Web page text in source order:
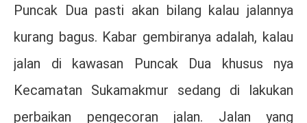
Puncak Dua pasti akan bilang kalau jalannya
kurang bagus. Kabar gembiranya adalah, kalau
jalan di kawasan Puncak Dua khusus nya
Kecamatan Sukamakmur sedang di lakukan
perbaikan pengecoran jalan. Jalan yang